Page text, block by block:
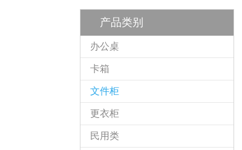
产品类别
办公桌
卡箱
文件柜
更衣柜
民用类